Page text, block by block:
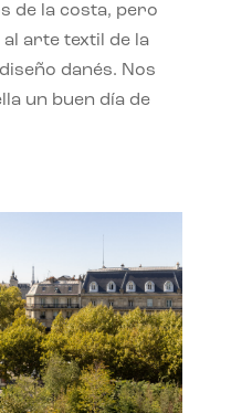
de la costa, pero
arte textil de la
danés. Nos
un buen día de